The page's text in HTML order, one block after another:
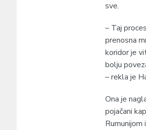
sve.
– Taj
prenosna
koridor je
bolju
– rekla je
Ona je
pojačani
Rumunijom